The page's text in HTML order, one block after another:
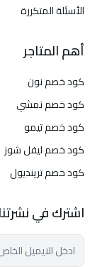
الأسئلة المتكررة
أهم المتاجر
كود خصم نون
كود خصم نمشي
كود خصم تيمو
كود خصم ليفل شوز
كود خصم ترينديول
اشترك في